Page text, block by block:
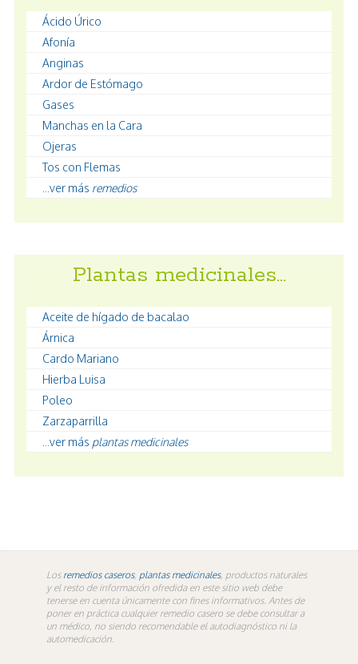
Ácido Úrico
Afonía
Anginas
Ardor de Estómago
Gases
Manchas en la Cara
Ojeras
Tos con Flemas
...ver más remedios
Plantas medicinales…
Aceite de hígado de bacalao
Árnica
Cardo Mariano
Hierba Luisa
Poleo
Zarzaparrilla
...ver más plantas medicinales
Los remedios caseros, plantas medicinales, productos naturales
y el resto de información ofredida en este sitio web debe
tenerse en cuenta únicamente con fines informativos. Antes de
poner en práctica cualquier remedio casero se debe consultar a
un médico, no siendo recomendable el autodiagnóstico ni la
automedicación.